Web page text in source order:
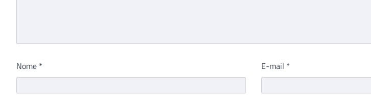
Nome * E-mail *